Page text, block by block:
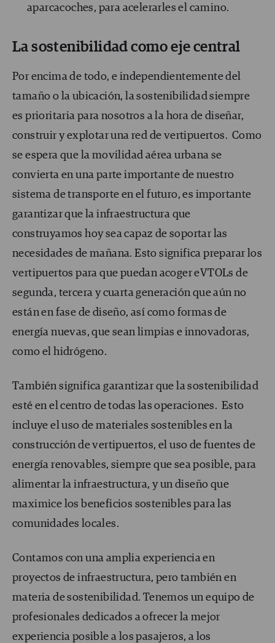
aparcacoches, para acelerarles el camino.
La sostenibilidad como eje central
Por encima de todo, e independientemente del
tamaño o la ubicación, la sostenibilidad siempre
es prioritaria para nosotros a la hora de diseñar,
construir y explotar una red de vertipuertos. Como
se espera que la movilidad aérea urbana se
convierta en una parte importante de nuestro
sistema de transporte en el futuro, es importante
garantizar que la infraestructura que
construyamos hoy sea capaz de soportar las
necesidades de mañana. Esto significa preparar los
vertipuertos para que puedan acoger eVTOLs de
segunda, tercera y cuarta generación que aún no
están en fase de diseño, así como formas de
energía nuevas, que sean limpias e innovadoras,
como el hidrógeno.
También significa garantizar que la sostenibilidad
esté en el centro de todas las operaciones. Esto
incluye el uso de materiales sostenibles en la
construcción de vertipuertos, el uso de fuentes de
energía renovables, siempre que sea posible, para
alimentar la infraestructura, y un diseño que
maximice los beneficios sostenibles para las
comunidades locales.
Contamos con una amplia experiencia en
proyectos de infraestructura, pero también en
materia de sostenibilidad. Tenemos un equipo de
profesionales dedicados a ofrecer la mejor
experiencia posible a los pasajeros, a los